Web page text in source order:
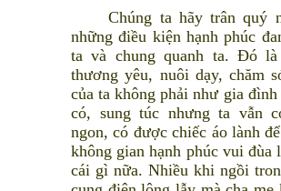
Chúng ta hãy trân quý
những điều kiện hạnh phúc
ta và chung quanh ta. Đó
thương yêu, nuôi dạy, chăm
của ta không phải như gia đình
có, sung túc nhưng ta vẫn
ngon, có được chiếc áo lành
không gian hạnh phúc vui
cái gì nữa. Nhiều khi ngồi